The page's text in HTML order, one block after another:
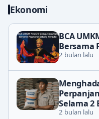
Ekonomi
BCA
Bersama
2 bulan lalu
Selama 2
2 bulan lalu